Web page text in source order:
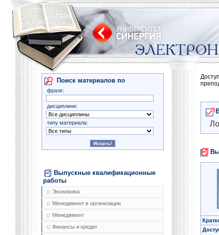
Поиск материалов по
фразе:
дисциплине:
типу материала:
Выпускные квалификационные
работы
Экономика
Менеджмент в организации
Менеджмент
Финансы и кредит